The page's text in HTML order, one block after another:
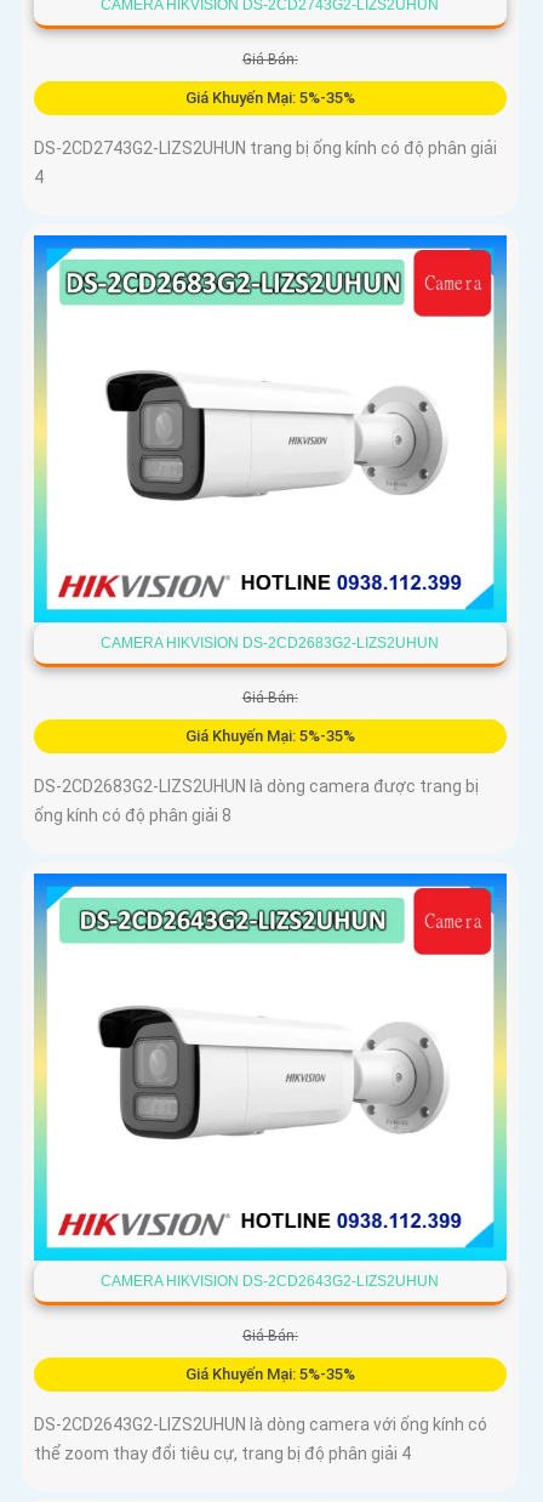
CAMERA HIKVISION DS-2CD2743G2-LIZS2UHUN
Giá Bán:
Giá Khuyến Mại: 5%-35%
DS-2CD2743G2-LIZS2UHUN trang bị ống kính có độ phân giải
4
CAMERA HIKVISION DS-2CD2683G2-LIZS2UHUN
Giá Bán:
Giá Khuyến Mại: 5%-35%
DS-2CD2683G2-LIZS2UHUN là dòng camera được trang bị
ống kính có độ phân giải 8
CAMERA HIKVISION DS-2CD2643G2-LIZS2UHUN
Giá Bán:
Giá Khuyến Mại: 5%-35%
DS-2CD2643G2-LIZS2UHUN là dòng camera với ống kính có
thể zoom thay đổi tiêu cự, trang bị độ phân giải 4